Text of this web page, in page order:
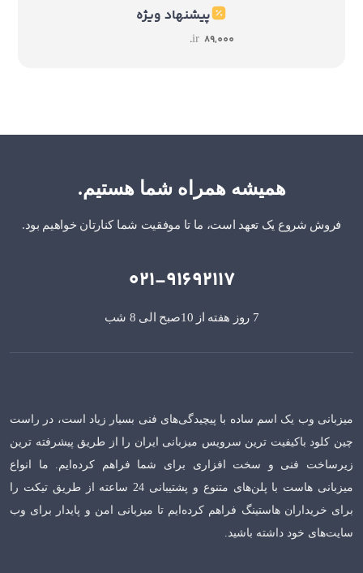
پیشنهاد ویژه
ir 89,000.
همیشه همراه شما هستیم.
فروش شروع یک تعهد است، ما تا موفقیت شما کنارتان خواهیم بود.
021-91692117
7 روز هفته از 10صبح الی 8 شب
میزبانی وب یک اسم ساده با پیچیدگی‌های فنی بسیار زیاد است، در راست
چین کلود باکیفیت ترین سرویس میزبانی ایران را از طریق پیشرفته ترین
زیرساخت فنی و سخت افزاری برای شما فراهم کرده‌ایم. ما انواع
میزبانی هاست با پلن‌های متنوع و پشتیبانی 24 ساعته از طریق تیکت را
برای خریداران هاستینگ فراهم کرده‌ایم تا میزبانی امن و پایدار برای وب
سایت‌های خود داشته باشید.